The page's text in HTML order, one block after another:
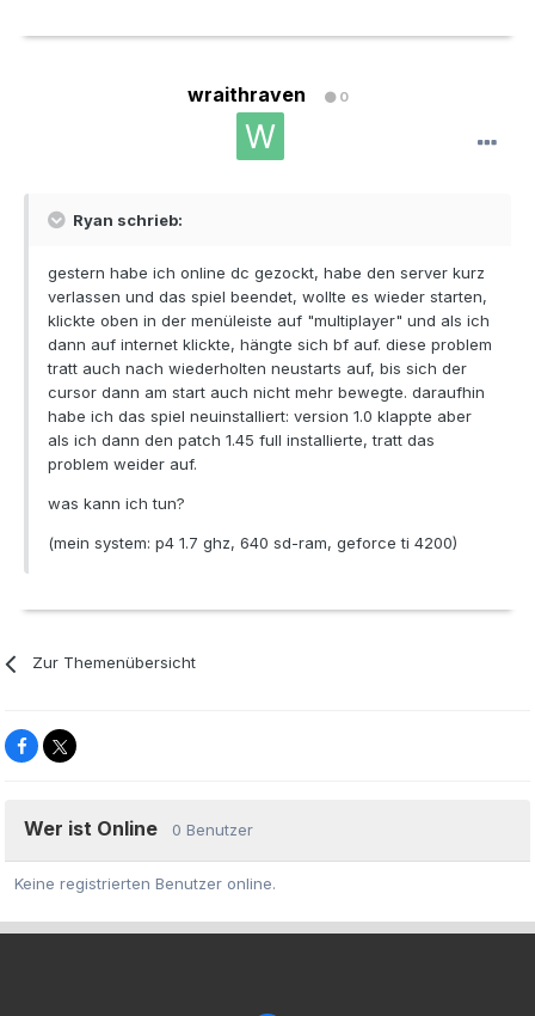
wraithraven 0
Ryan schrieb:
gestern habe ich online dc gezockt, habe den server kurz
verlassen und das spiel beendet, wollte es wieder starten,
klickte oben in der menüleiste auf "multiplayer" und als ich
dann auf internet klickte, hängte sich bf auf. diese problem
tratt auch nach wiederholten neustarts auf, bis sich der
cursor dann am start auch nicht mehr bewegte. daraufhin
habe ich das spiel neuinstalliert: version 1.0 klappte aber
als ich dann den patch 1.45 full installierte, tratt das
problem weider auf.
was kann ich tun?
(mein system: p4 1.7 ghz, 640 sd-ram, geforce ti 4200)
Zur Themenübersicht
Wer ist Online 0 Benutzer
Keine registrierten Benutzer online.